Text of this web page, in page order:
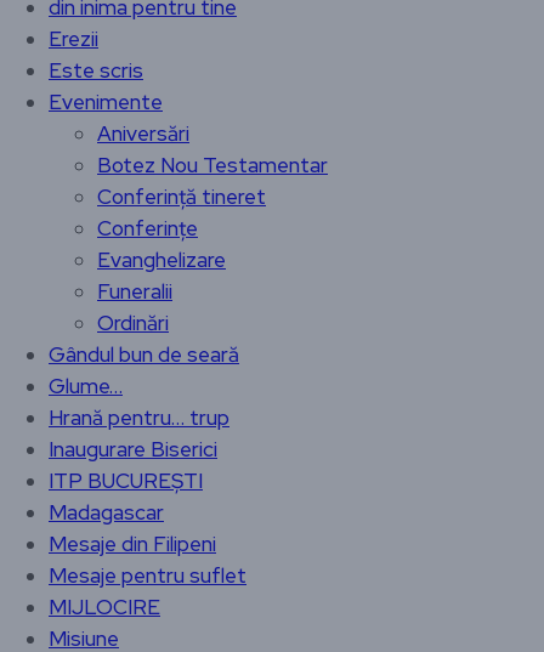
din inima pentru tine
Erezii
Este scris
Evenimente
Aniversări
Botez Nou Testamentar
Conferință tineret
Conferințe
Evanghelizare
Funeralii
Ordinări
Gândul bun de seară
Glume…
Hrană pentru… trup
Inaugurare Biserici
ITP BUCUREȘTI
Madagascar
Mesaje din Filipeni
Mesaje pentru suflet
MIJLOCIRE
Misiune